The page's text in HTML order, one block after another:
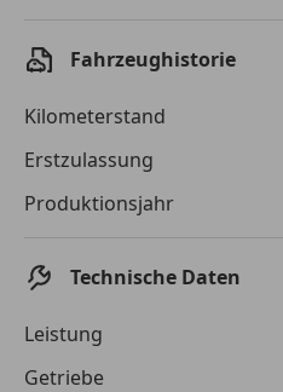
Effektivzinsatz
Sollzinssatz
Monatliche Rate
Jahre. Zinsspanne Sollzinssatz: 2,90%
Fahrzeughistorie
Kilometerstand
Erstzulassung
Produktionsjahr
Technische Daten
Leistung
Getriebe